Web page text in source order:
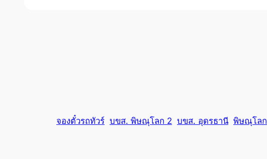
จองตั๋วรถทัวร์ บขส. พิษณุโลก 2 บขส. อุดรธานี พิษณุโลก